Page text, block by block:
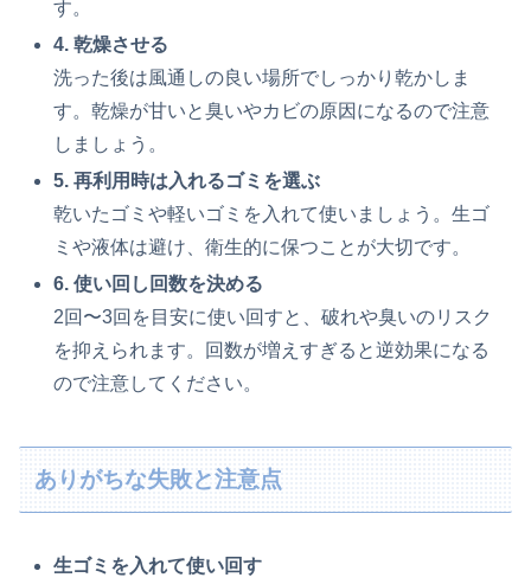
す。
4. 乾燥させる
洗った後は風通しの良い場所でしっかり乾かしま
す。乾燥が甘いと臭いやカビの原因になるので注意
しましょう。
5. 再利用時は入れるゴミを選ぶ
乾いたゴミや軽いゴミを入れて使いましょう。生ゴ
ミや液体は避け、衛生的に保つことが大切です。
6. 使い回し回数を決める
2回〜3回を目安に使い回すと、破れや臭いのリスク
を抑えられます。回数が増えすぎると逆効果になる
ので注意してください。
ありがちな失敗と注意点
生ゴミを入れて使い回す